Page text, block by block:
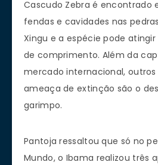
Cascudo Zebra é encontrado
fendas e cavidades nas
Xingu e a espécie pode
de comprimento. Além da
mercado internacional,
ameaça de extinção são o
garimpo.
Pantoja ressaltou que só no
Mundo, o Ibama realizou três